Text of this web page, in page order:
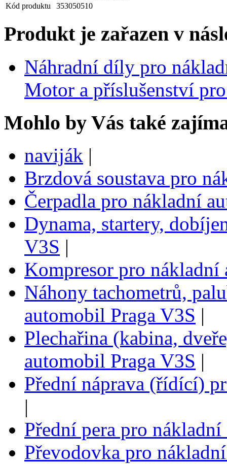
Kód produktu
353050510
Produkt je zařazen v
Náhradní díly pro
Motor a příslušenství
Mohlo by Vás také
naviják |
Brzdová soustava pro
Čerpadla pro nákladní
Dynama, startery,
V3S |
Kompresor pro nákladní
Náhony tachometrů,
automobil Praga V3S |
Plechařina (kabina,
automobil Praga V3S |
Přední náprava (řídící)
|
Přední pera pro
Převodovka pro